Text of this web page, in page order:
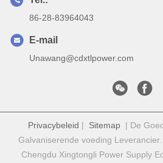
86-28-83964043
E-mail
Unawang@cdxtlpower.com
Privacybeleid | Sitemap| De
Galvaniserende voeding
Chengdu Xingtongli Power Supply